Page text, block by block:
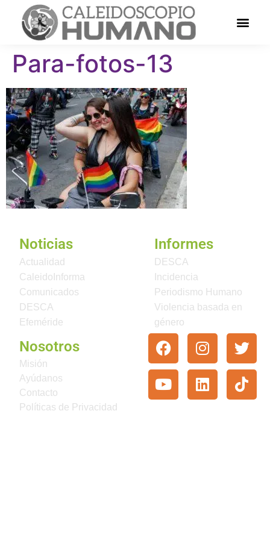
Para-fotos-13
Noticias
Actualidad
CaleidoInforma
Comunicados
DESCA
Efeméride
Informes
DESCA
Incidencia
Periodismo Humano
Violencia basada en
género
Nosotros
Misión
Ayúdanos
Contacto
Políticas de Privacidad